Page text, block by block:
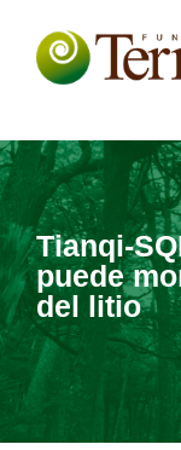
Tianqi-
puede
del litio